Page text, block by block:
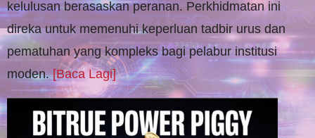
kelulusan berasaskan peranan. Perkhidmatan ini
direka untuk memenuhi keperluan tadbir urus dan
pematuhan yang kompleks bagi pelabur institusi
moden.[Baca Lagi]